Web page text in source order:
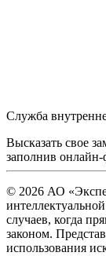
Служба
Высказать свое
заполнив
© 2026 АО
случаев, когда
законом.
использования